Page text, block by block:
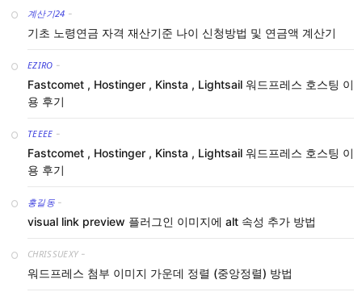
계산기24 -
기초 노령연금 자격 재산기준 나이 신청방법 및 연금액 계산기
EZIRO -
Fastcomet , Hostinger , Kinsta , Lightsail 워드프레스 호스팅 이
용 후기
TEEEE -
Fastcomet , Hostinger , Kinsta , Lightsail 워드프레스 호스팅 이
용 후기
홍길동 -
visual link preview 플러그인 이미지에 alt 속성 추가 방법
CHRISSUEXY -
워드프레스 첨부 이미지 가운데 정렬 (중앙정렬) 방법